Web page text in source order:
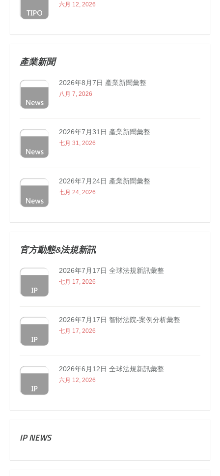
六月 12, 2026
產業新聞
2026年8月7日 產業新聞彙整
八月 7, 2026
2026年7月31日 產業新聞彙整
七月 31, 2026
2026年7月24日 產業新聞彙整
七月 24, 2026
官方動態&法規新訊
2026年7月17日 全球法規新訊彙整
七月 17, 2026
2026年7月17日 智財法院-案例分析彙整
七月 17, 2026
2026年6月12日 全球法規新訊彙整
六月 12, 2026
IP NEWS